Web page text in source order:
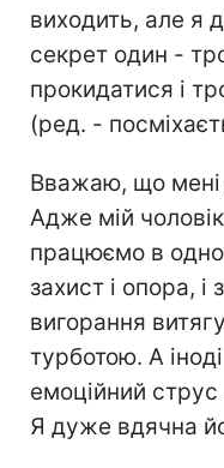
виходить, але я
секрет один -
прокидатися і
(ред. -
Вважаю, що
Адже мій
працюємо в
захист і опора, і
вигорання
турботою. А
емоційний
Я дуже вдячна